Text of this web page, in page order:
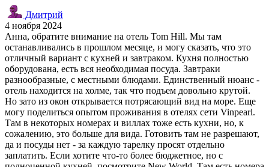
Дмитрий
4 ноября 2024
Анна, обратите внимание на отель Tom Hill. Мы там
останавливались в прошлом месяце, и могу сказать, что это
отличный вариант с кухней и завтраком. Кухня полностью
оборудована, есть вся необходимая посуда. Завтраки
разнообразные, с местными блюдами. Единственный нюанс -
отель находится на холме, так что подъем довольно крутой.
Но зато из окон открывается потрясающий вид на море. Еще
могу поделиться опытом проживания в отелях сети Vinpearl.
Там в некоторых номерах и виллах тоже есть кухни, но, к
сожалению, это больше для вида. Готовить там не разрешают,
да и посуды нет - за каждую тарелку просят отдельно
заплатить. Если хотите что-то более бюджетное, но с